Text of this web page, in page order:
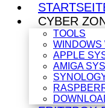
CYBER
TOOLS
WINDOWS
APPLE
AMIGA